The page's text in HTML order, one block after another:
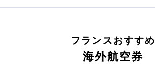
フランスおすすめ
海外航空券